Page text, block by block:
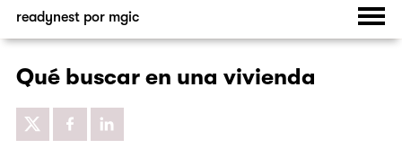
readynest por mgic
Qué buscar en una vivienda